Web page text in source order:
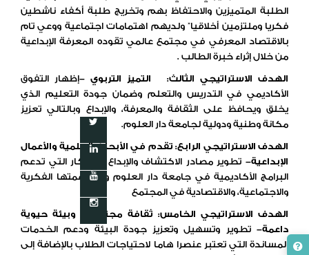
الطلبة المتميزين والاحتفاظ بهم وتخريج طلبة أكفاء ناشطين
فكريا وملتزمين أخلاقيا” ولديهم اهتمامات اجتماعية ووعي تام
بالاقتصاد المعرفي في مجتمع عالمي تقوده المعرفة الإبداعية
من خلال إثراء خبرة الطالب .
الهدف الاستراتيجي الثالث: التميز التربوي–إظهار التفوق
الأكاديمي في التدريس والتعلم وضمان جودة التعليم الذي
يخلق ويحافظ على الثقافة والمعرفة، والإبداع وبالتالي تعزيز
مكانة وطنية ودولية لجامعة دار العلوم.
الهدف الاستراتيجي الرابع: تقدم في الأبحاث العلمية والأعمال
الإبداعية– تطوير مصادر الاكتشاف والإبداع والابتكار التي تدعم
البرامج الأكاديمية في جامعة دار العلوم ومساهمتها الفكرية
والاجتماعية، والاقتصادية في المجتمع
الهدف الاستراتيجي الخامس: ثقافة مجتمعية وبيئة حيوية
داعمة–تطوير وتسهيل وتعزيز جودة البيئة ودعم الخدمات
المساندة التي تعتبر عنصرا هاما لاحتياجات الطلاب بالإضافة إلى